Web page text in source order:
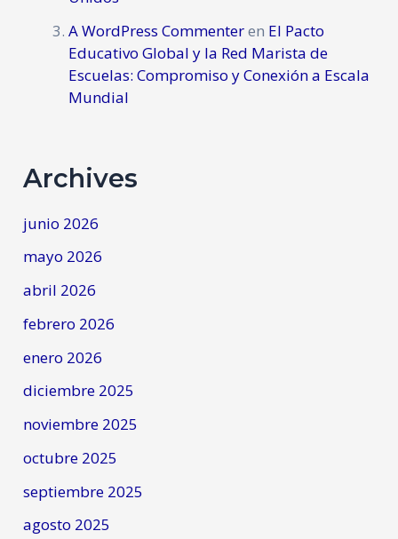
A WordPress Commenteren El Pacto
Educativo Global y la Red Marista de
Escuelas: Compromiso y Conexión a Escala
Mundial
Archives
junio 2026
mayo 2026
abril 2026
febrero 2026
enero 2026
diciembre 2025
noviembre 2025
octubre 2025
septiembre 2025
agosto 2025